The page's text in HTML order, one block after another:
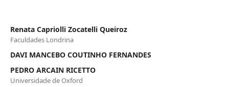
Renata Capriolli Zocatelli Queiroz
Faculdades Londrina
DAVI MANCEBO COUTINHO FERNANDES
PEDRO ARCAIN RICETTO
Universidade de Oxford